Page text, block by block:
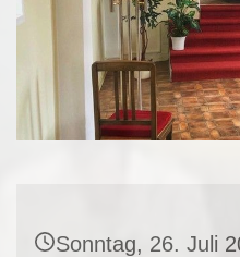
Sonntag, 26. Juli